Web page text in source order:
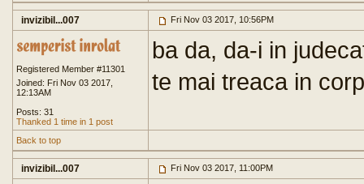
invizibil...007 Fri Nov 03 2017, 10:56PM
Registered Member #11301
Joined: Fri Nov 03 2017,
12:13AM
Posts: 31
Thanked 1 time in 1 post
ba da, da-i in
te mai treaca in
Back to top
invizibil...007 Fri Nov 03 2017, 11:00PM